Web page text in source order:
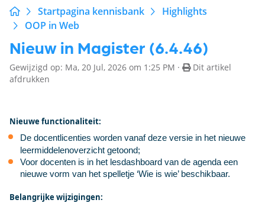
Startpagina kennisbank
Highlights
OOP in Web
Nieuw in Magister (6.4.46)
Gewijzigd op: Ma, 20 Jul, 2026 om 1:25 PM ·
Dit artikel
afdrukken
Nieuwe functionaliteit:
De docentlicenties worden vanaf deze versie in het nieuwe
leermiddelenoverzicht getoond;
Voor docenten is in het lesdashboard van de agenda een
nieuwe vorm van het spelletje ‘Wie is wie’ beschikbaar.
Belangrijke wijzigingen: